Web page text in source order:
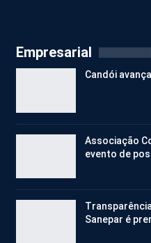
Empresarial
Candói
Associação
evento de
Sanepar é